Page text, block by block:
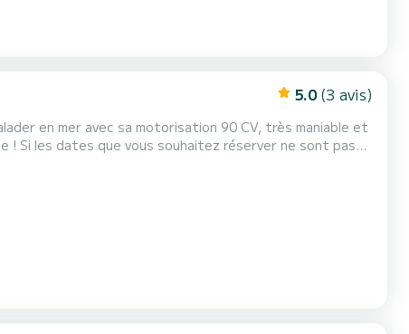
5.0 (3 avis)
en mer avec sa motorisation 90 CV, très maniable et
des solutions alternatives.